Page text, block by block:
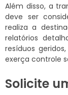
Além disso, a
deve ser
realiza a
relatórios
resíduos
exerça controle
Solicite